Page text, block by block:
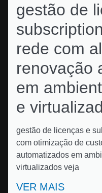
gestão de
rede com
renovação
em
e
gestão de licenças e
com otimização de
automatizados em
virtualizados veja
VER MAIS